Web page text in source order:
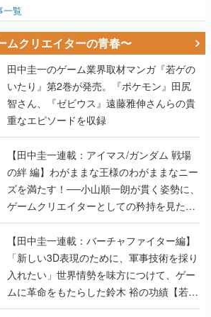
田中圭一のゲーム業界取材マンガ『若ゲの
いたり』第2巻が発売。『ポケモン』田尻
智さん、『ゼビウス』遠藤雅伸さんらの貴
重なエピソードを収録
【田中圭一連載：アイマス/ガンダム 戦場
の絆 編】わがままな王様のわがままなニー
ズを満たす！──小山順一朗が貫く姿勢に、
ゲームクリエイターとしての矜持を見た
【若ゲのいたり最終回】
【田中圭一連載：バーチャファイター編】
「新しい3D表現のために、軍事技術を採り
入れたい」世界情勢を味方につけて、ゲー
ムに革命をもたらした鈴木 裕の功績【若ゲ
のいたり】
【田中圭一：若ゲのいたり】ゲーム開発統
合環境「Unreal Engine」最新バージョン
で、開発環境はどう変わる？ ゲーム業界向